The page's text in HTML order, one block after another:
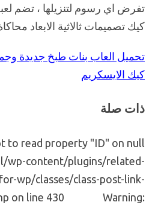
تفرض اي رسوم لتنزيلها ، تضم
كيك تصميمات ثالاثية الابعاد
تحميل العاب بنات طبخ جديدة
كيك الايسكريم
ذات صلة
to read property "ID" on null
wp-content/plugins/related-
wp/classes/class-post-link-
on line 430
Warning: